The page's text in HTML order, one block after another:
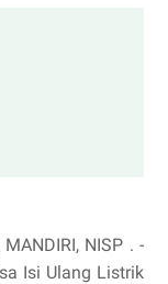
NISP . -
Isi Ulang Listrik